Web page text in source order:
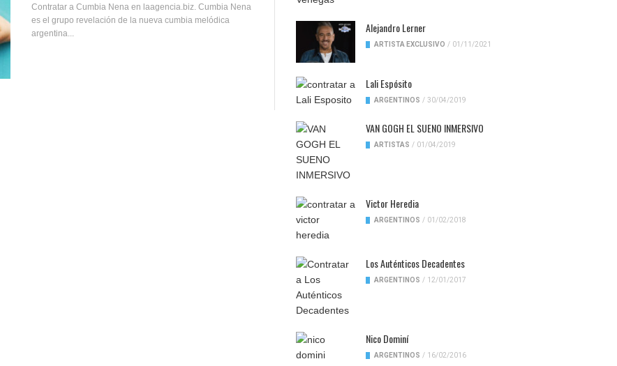
Contratar a Cumbia Nena en laagencia.biz. Cumbia Nena
es el grupo revelación de la nueva cumbia melódica
argentina...
Alejandro Lerner
ARTISTA EXCLUSIVO / 01/11/2021
Lali Espósito
ARGENTINOS / 30/04/2019
VAN GOGH EL SUENO INMERSIVO
ARTISTAS / 01/04/2019
Victor Heredia
ARGENTINOS / 01/02/2018
Los Auténticos Decadentes
ARGENTINOS / 12/01/2017
Nico Dominí
ARGENTINOS / 16/02/2016